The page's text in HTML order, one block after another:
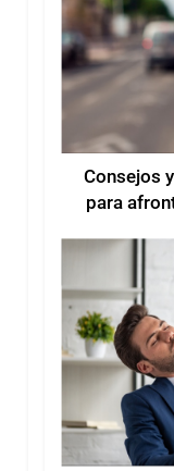
Consejos
para